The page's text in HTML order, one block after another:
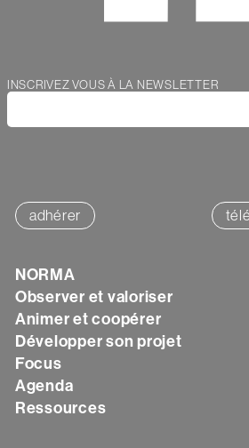
Webform
INSCRIVEZ VOUS À LA NEWSLETTER
adhérer
Texte
NORMA
Observer et valoriser
Animer et coopérer
Développer son projet
Focus
Agenda
Ressources